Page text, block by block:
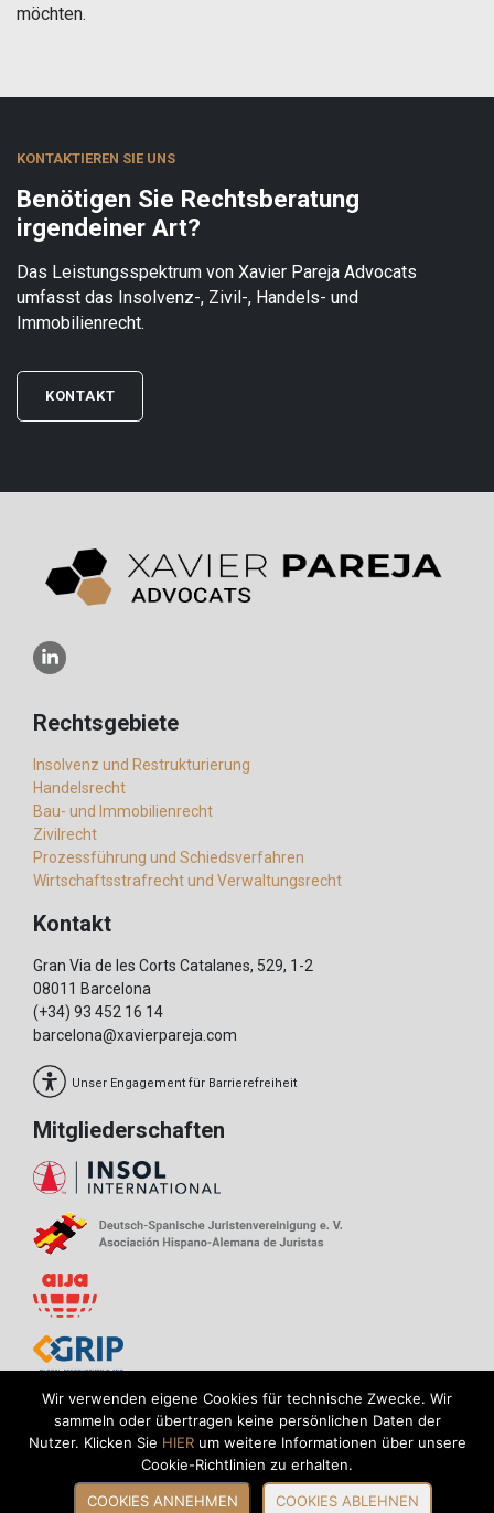
möchten.
KONTAKTIEREN SIE UNS
Benötigen Sie Rechtsberatung
irgendeiner Art?
Das Leistungsspektrum von Xavier Pareja Advocats
umfasst das Insolvenz-, Zivil-, Handels- und
Immobilienrecht.
KONTAKT
Rechtsgebiete
Insolvenz und Restrukturierung
Handelsrecht
Bau- und Immobilienrecht
Zivilrecht
Prozessführung und Schiedsverfahren
Wirtschaftsstrafrecht und Verwaltungsrecht
Kontakt
Gran Via de les Corts Catalanes, 529, 1-2
08011 Barcelona
(+34) 93 452 16 14
barcelona@xavierpareja.com
Unser Engagement für Barrierefreiheit
Mitgliederschaften
Datenschutzrichtlinie
Cookie-Richtlinie
Wir verwenden eigene Cookies für technische Zwecke. Wir
sammeln oder übertragen keine persönlichen Daten der
Nutzer. Klicken Sie HIERum weitere Informationen über unsere
Cookie-Richtlinien zu erhalten.
COOKIES ANNEHMEN COOKIES ABLEHNEN